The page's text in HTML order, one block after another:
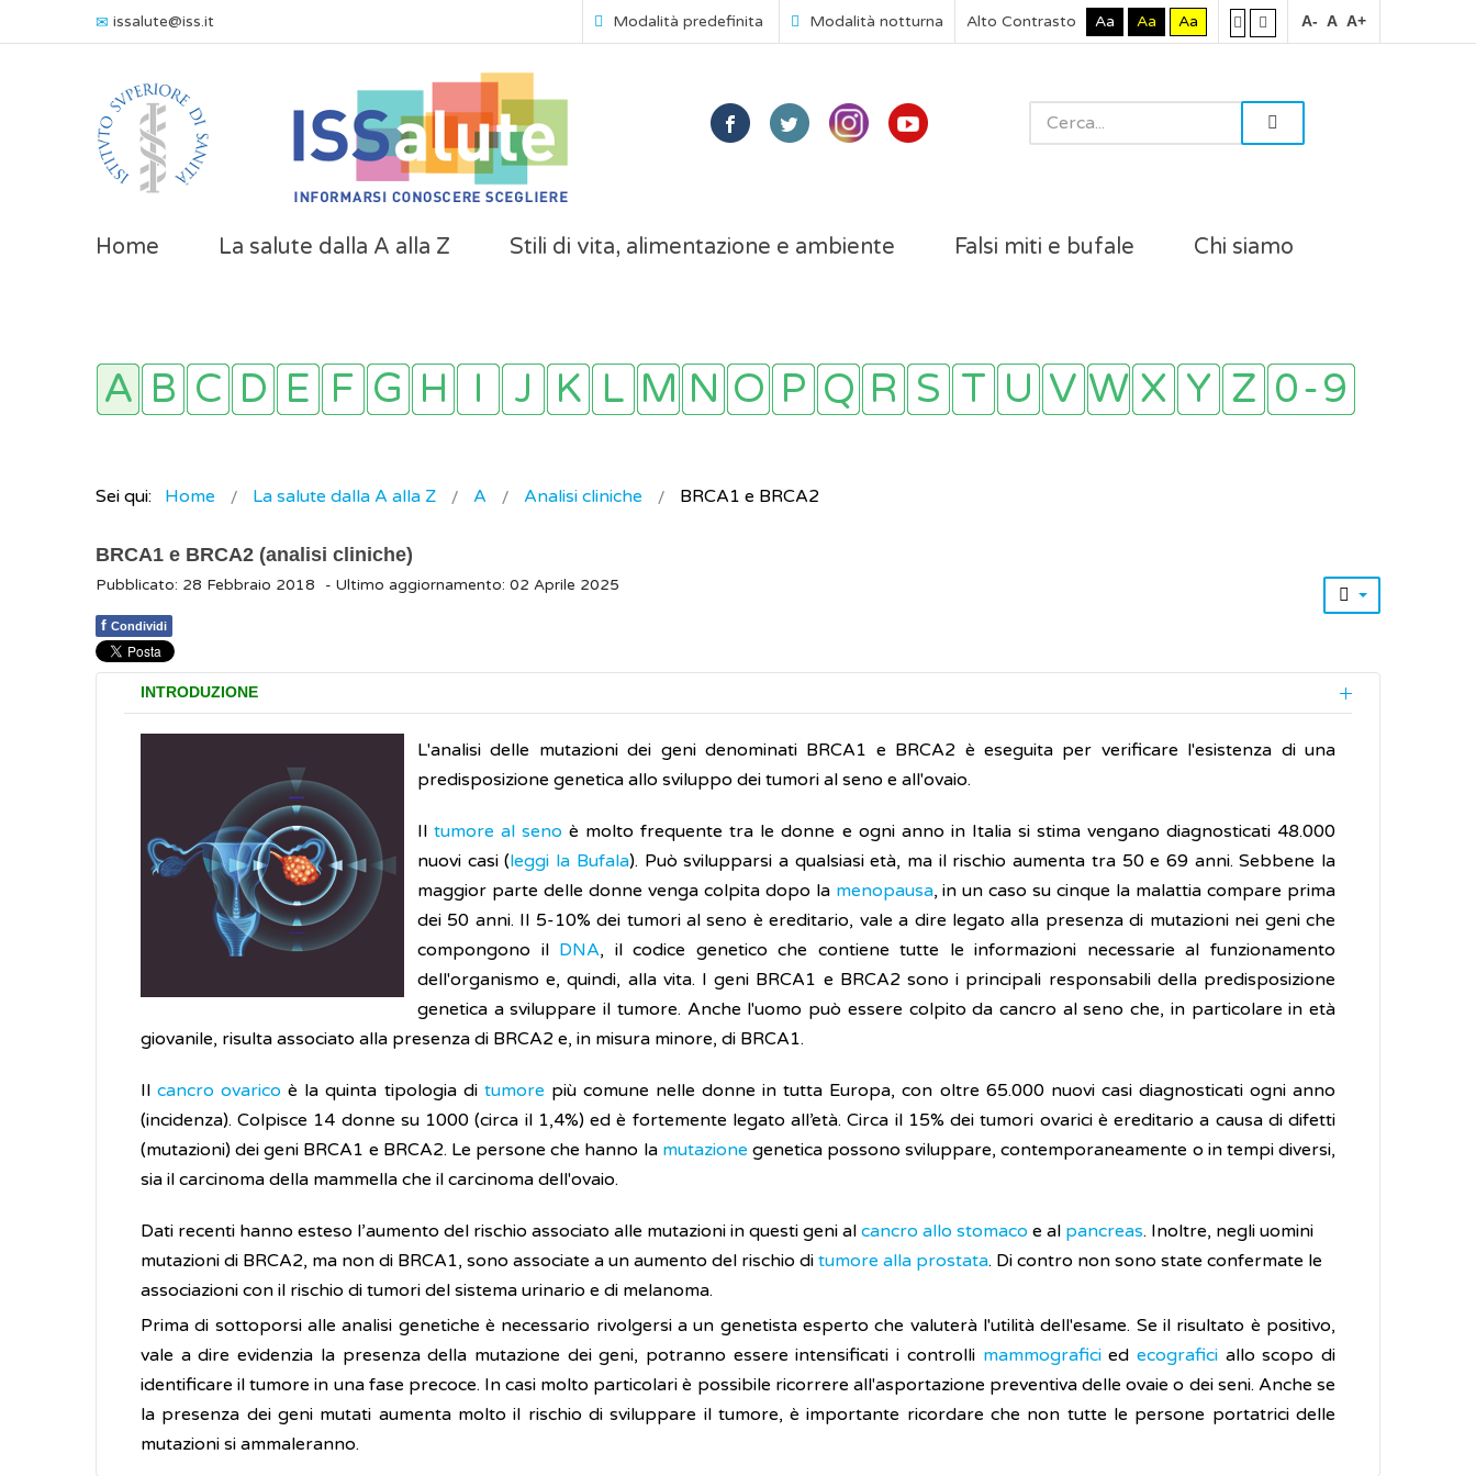
issalute@iss.it Modalità predefinita Modalità notturna Alto Contrasto Aa Aa Aa A- A A+
Home La salute dalla A alla Z Stili di vita, alimentazione e ambiente Falsi miti e bufale Chi siamo
Sei qui: Home La salute dalla A alla Z A Analisi cliniche BRCA1 e BRCA2
BRCA1 e BRCA2 (analisi cliniche)
Pubblicato: 28 Febbraio 2018 - Ultimo aggiornamento: 02 Aprile 2025
f Condividi
INTRODUZIONE
L'analisi delle mutazioni dei geni denominati BRCA1 e BRCA2 è eseguita per verificare l'esistenza di una
predisposizione genetica allo sviluppo dei tumori al seno e all'ovaio.
Iltumore al seno è molto frequente tra le donne e ogni anno in Italia si stima vengano diagnosticati 48.000
nuovi casi (leggi la Bufala). Può svilupparsi a qualsiasi età, ma il rischio aumenta tra 50 e 69 anni. Sebbene la
maggior parte delle donne venga colpita dopo la menopausa, in un caso su cinque la malattia compare prima
dei 50 anni. Il 5-10% dei tumori al seno è ereditario, vale a dire legato alla presenza di mutazioni nei geni che
compongono il DNA, il codice genetico che contiene tutte le informazioni necessarie al funzionamento
dell'organismo e, quindi, alla vita. I geni BRCA1 e BRCA2 sono i principali responsabili della predisposizione
genetica a sviluppare il tumore. Anche l'uomo può essere colpito da cancro al seno che, in particolare in età
giovanile, risulta associato alla presenza di BRCA2 e, in misura minore, di BRCA1.
Ilcancro ovarico è la quinta tipologia di tumore più comune nelle donne in tutta Europa, con oltre 65.000 nuovi casi diagnosticati ogni anno
(incidenza). Colpisce 14 donne su 1000 (circa il 1,4%) ed è fortemente legato all’età. Circa il 15% dei tumori ovarici è ereditario a causa di difetti
(mutazioni) dei geni BRCA1 e BRCA2. Le persone che hanno la mutazione genetica possono sviluppare, contemporaneamente o in tempi diversi,
sia il carcinoma della mammella che il carcinoma dell'ovaio.
Dati recenti hanno esteso l’aumento del rischio associato alle mutazioni in questi geni al cancro allo stomaco e al pancreas. Inoltre, negli uomini
mutazioni di BRCA2, ma non di BRCA1, sono associate a un aumento del rischio di tumore alla prostata. Di contro non sono state confermate le
associazioni con il rischio di tumori del sistema urinario e di melanoma.
Prima di sottoporsi alle analisi genetiche è necessario rivolgersi a un genetista esperto che valuterà l'utilità dell'esame. Se il risultato è positivo,
vale a dire evidenzia la presenza della mutazione dei geni, potranno essere intensificati i controlli mammograficied ecograficiallo scopo di
identificare il tumore in una fase precoce. In casi molto particolari è possibile ricorrere all'asportazione preventiva delle ovaie o dei seni. Anche se
la presenza dei geni mutati aumenta molto il rischio di sviluppare il tumore, è importante ricordare che non tutte le persone portatrici delle
mutazioni si ammaleranno.